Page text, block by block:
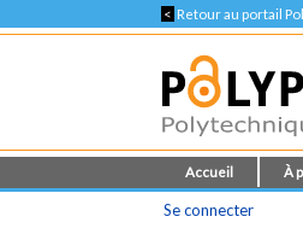
< Retour au portail
Accueil À
Se connecter